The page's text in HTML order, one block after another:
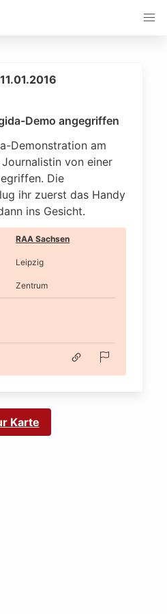
Demo angegriffen
Demonstration am
Journalistin von einer
Die
ihr zuerst das Handy
ins Gesicht.
RAA Sachsen
Leipzig
Zentrum
Karte